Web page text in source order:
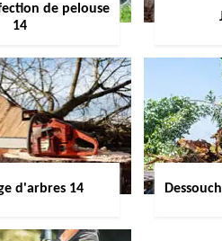
de pelouse
14
d'arbres 14